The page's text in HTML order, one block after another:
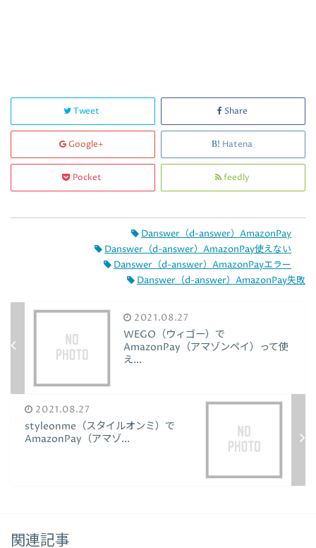
Tweet Share
Google+ Hatena
Pocket feedly
Danswer（d-answer）AmazonPay
Danswer（d-answer）AmazonPay使えない
Danswer（d-answer）AmazonPayエラー
Danswer（d-answer）AmazonPay失敗
2021.08.27
WEGO（ウィゴー）で
AmazonPay（アマゾンペイ）って使
え...
2021.08.27
styleonme（スタイルオンミ）で
AmazonPay（アマゾ...
関連記事